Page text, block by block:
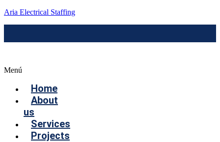
Aria Electrical Staffing
Menú
Home
About
us
Services
Projects